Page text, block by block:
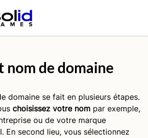
nom de domaine
domaine se fait en plusieurs étapes.
choisissez votre nom par exemple,
ou de votre marque
En second lieu, vous sélectionnez